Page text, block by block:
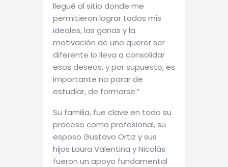
llegué al sitio donde me
permitieron lograr todos mis
ideales, las ganas y la
motivación de uno querer ser
diferente lo lleva a consolidar
esos deseos, y por supuesto, es
importante no parar de
estudiar, de formarse.”
Su familia, fue clave en todo su
proceso como profesional, su
esposo Gustavo Ortiz y sus
hijos Laura Valentina y Nicolás
fueron un apoyo fundamental